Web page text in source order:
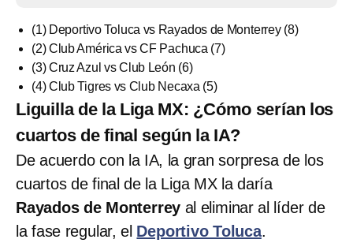
(1) Deportivo Toluca vs Rayados de Monterrey (8)
(2) Club América vs CF Pachuca (7)
(3) Cruz Azul vs Club León (6)
(4) Club Tigres vs Club Necaxa (5)
Liguilla de la Liga MX: ¿Cómo serían los
cuartos de final según la IA?
De acuerdo con la IA, la gran sorpresa de los
cuartos de final de la Liga MX la daría
Rayados de Monterrey al eliminar al líder de
la fase regular, el Deportivo Toluca.